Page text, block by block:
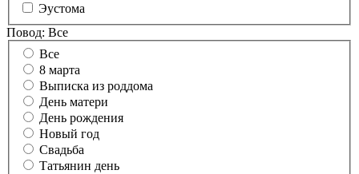
Эустома
Повод: Все
Все
8 марта
Выписка из роддома
День матери
День рождения
Новый год
Свадьба
Татьянин день